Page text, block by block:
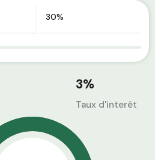
3%
Taux d'interêt